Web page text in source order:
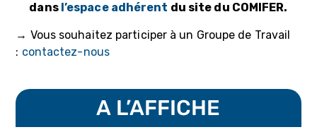
dans l’espace adhérent du site du COMIFER.
→ Vous souhaitez participer à un Groupe de Travail
: contactez-nous
A L’AFFICHE